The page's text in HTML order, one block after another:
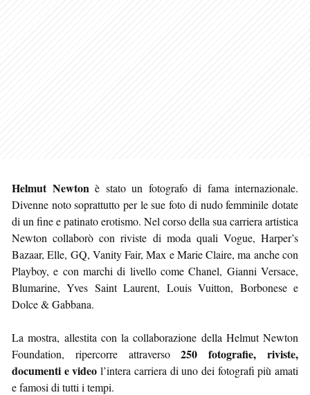
Helmut Newton è stato un fotografo di fama internazionale.
Divenne noto soprattutto per le sue foto di nudo femminile dotate
di un fine e patinato erotismo. Nel corso della sua carriera artistica
Newton collaborò con riviste di moda quali Vogue, Harper’s
Bazaar, Elle, GQ, Vanity Fair, Max e Marie Claire, ma anche con
Playboy, e con marchi di livello come Chanel, Gianni Versace,
Blumarine, Yves Saint Laurent, Louis Vuitton, Borbonese e
Dolce & Gabbana.
La mostra, allestita con la collaborazione della Helmut Newton
Foundation, ripercorre attraverso250 fotografie, riviste,
documenti e video l’intera carriera di uno dei fotografi più amati
e famosi di tutti i tempi.